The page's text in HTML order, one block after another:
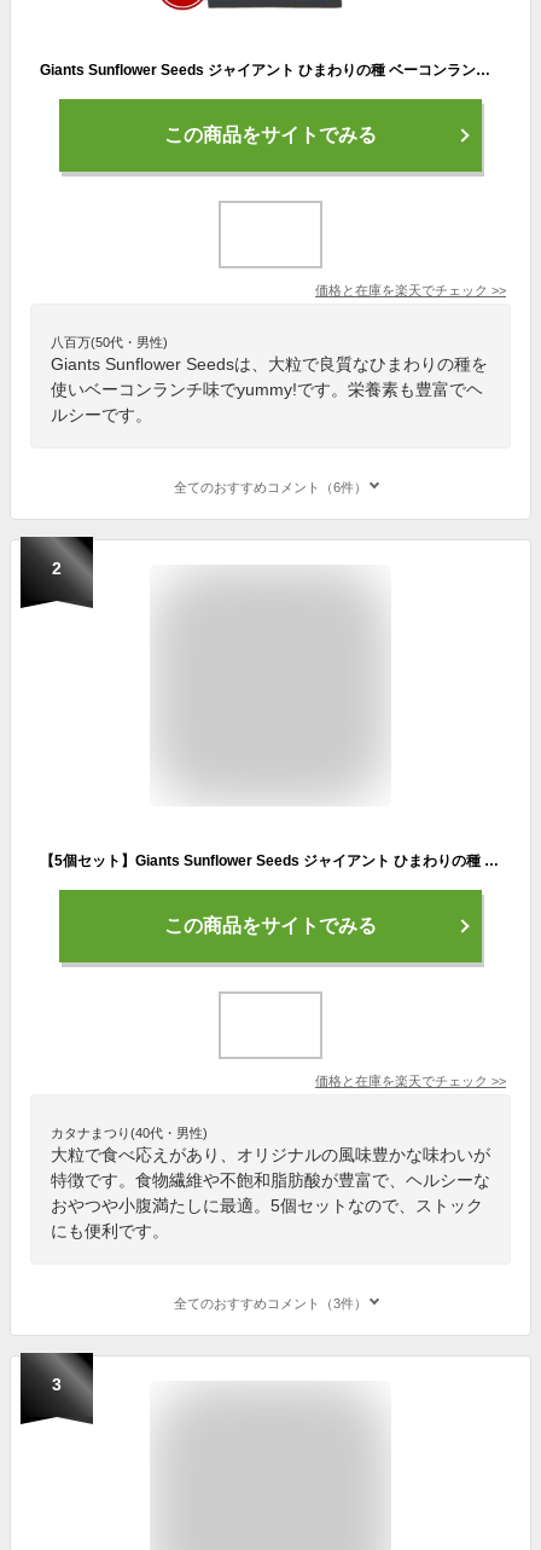
Giants Sunflower Seeds ジャイアント ひまわりの種 ベーコンランチ味 142g Bacon Ranch Flavored 5oz
この商品をサイトでみる
価格と在庫を楽天でチェック >>
八百万(50代・男性)
Giants Sunflower Seedsは、大粒で良質なひまわりの種を
使いベーコンランチ味でyummy!です。栄養素も豊富でヘ
ルシーです。
全てのおすすめコメント（6件）
2
【5個セット】Giants Sunflower Seeds ジャイアント ひまわりの種 サンフラワーシード Original オリジナル 163g
この商品をサイトでみる
価格と在庫を楽天でチェック >>
カタナまつり(40代・男性)
大粒で食べ応えがあり、オリジナルの風味豊かな味わいが
特徴です。食物繊維や不飽和脂肪酸が豊富で、ヘルシーな
おやつや小腹満たしに最適。5個セットなので、ストック
にも便利です。
全てのおすすめコメント（3件）
3